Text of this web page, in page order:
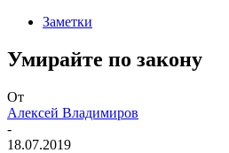
Заметки
Умирайте по закону
От
Алексей Владимиров
-
18.07.2019